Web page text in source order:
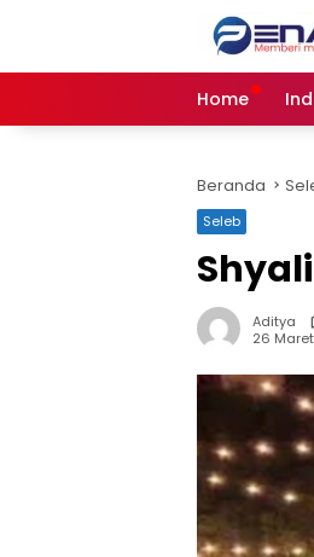
Home
Beranda
Seleb
Aditya
26